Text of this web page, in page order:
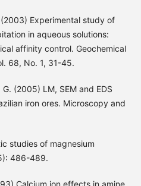
Experimental study of
in aqueous solutions:
affinity control. Geochemical
68, No. 1, 31-45.
(2005) LM, SEM and EDS
iron ores. Microscopy and
studies of magnesium
486-489.